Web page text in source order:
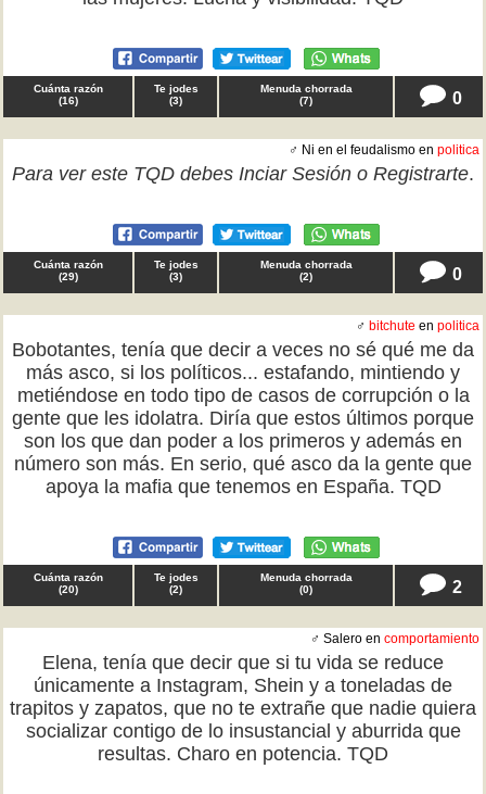
Cuánta razón
(16)
Te jodes
(3)
Menuda chorrada
(7) 0
♂ Ni en el feudalismo en politica
Para ver este TQD debes Inciar Sesión o Registrarte.
Cuánta razón
(29)
Te jodes
(3)
Menuda chorrada
(2) 0
♂ bitchute en politica
Bobotantes, tenía que decir a veces no sé qué me da
más asco, si los políticos... estafando, mintiendo y
metiéndose en todo tipo de casos de corrupción o la
gente que les idolatra. Diría que estos últimos porque
son los que dan poder a los primeros y además en
número son más. En serio, qué asco da la gente que
apoya la mafia que tenemos en España. TQD
Cuánta razón
(20)
Te jodes
(2)
Menuda chorrada
(0) 2
♂ Salero en comportamiento
Elena, tenía que decir que si tu vida se reduce
únicamente a Instagram, Shein y a toneladas de
trapitos y zapatos, que no te extrañe que nadie quiera
socializar contigo de lo insustancial y aburrida que
resultas. Charo en potencia. TQD